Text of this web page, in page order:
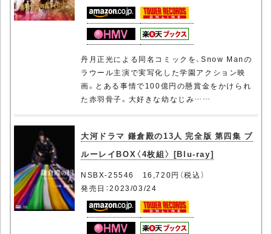
丹月正光による同名コミックを、Snow Manの
ラウール主演で実写化した学園アクション映
画。とある事情で100億円の懸賞金をかけられ
た赤羽骨子。大好きな幼なじみ……
大河ドラマ 鎌倉殿の13人 完全版 第四集 ブ
ルーレイBOX〈4枚組〉 [Blu-ray]
NSBX-25546 16,720円（税込）
発売日：2023/03/24